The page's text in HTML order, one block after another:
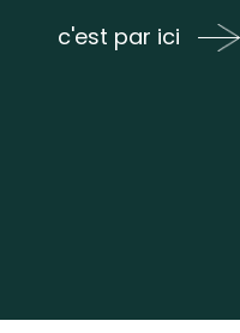
c'est par ici